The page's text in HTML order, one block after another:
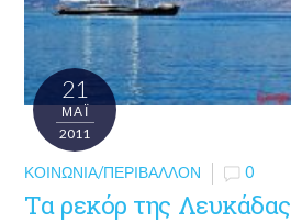
21
ΜΑΪ́
2011
ΚΟΙΝΩΝΊΑ/ΠΕΡΙΒΆΛΛΟΝ 0
Τα ρεκόρ της Λευκάδας